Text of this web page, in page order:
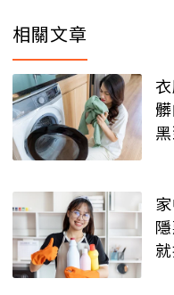
相關文章